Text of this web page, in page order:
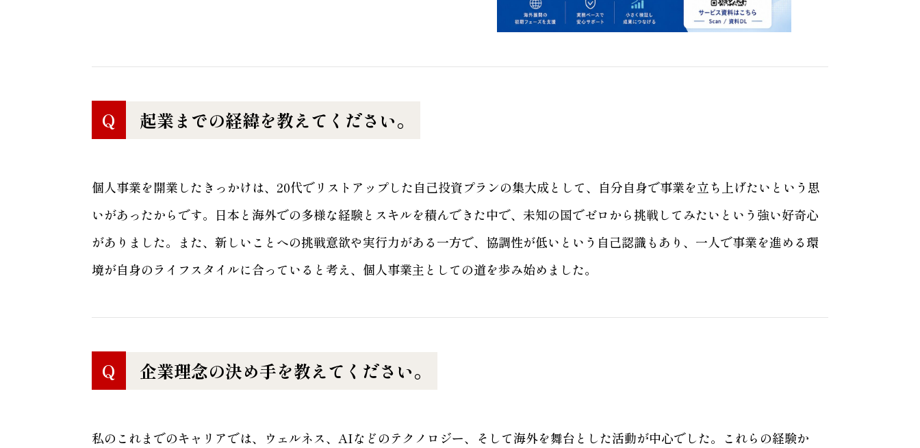
Q 起業までの経緯を教えてください。
個人事業を開業したきっかけは、20代でリストアップした自己投資プランの集大成として、自分自身で事業を立ち上げたいという思
いがあったからです。日本と海外での多様な経験とスキルを積んできた中で、未知の国でゼロから挑戦してみたいという強い好奇心
がありました。また、新しいことへの挑戦意欲や実行力がある一方で、協調性が低いという自己認識もあり、一人で事業を進める環
境が自身のライフスタイルに合っていると考え、個人事業主としての道を歩み始めました。
Q 企業理念の決め手を教えてください。
私のこれまでのキャリアでは、ウェルネス、AIなどのテクノロジー、そして海外を舞台とした活動が中心でした。これらの経験か